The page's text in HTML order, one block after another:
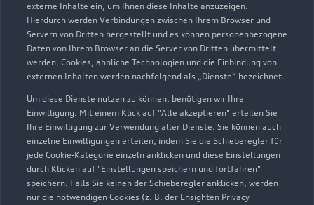
externe Inhalte ein, um Ihnen diese Inhalte anzuzeigen.
Hierdurch werden Verbindungen zwischen Ihrem Browser und
Servern von Dritten hergestellt und es können personenbezogene
Daten von Ihrem Browser an die Server von Dritten übermittelt
werden. Cookies, ähnliche Technologien und die Einbindung von
externen Inhalten werden nachfolgend als „Dienste“ bezeichnet.
Um diese Dienste nutzen zu können, benötigen wir Ihre
Einwilligung. Mit einem Klick auf "Alle akzeptieren" erteilen Sie
Ihre Einwilligung zur Verwendung aller Dienste. Sie können auch
einzelne Einwilligungen erteilen, indem Sie die Schieberegler für
jede Cookie-Kategorie einzeln anklicken und diese Einstellungen
durch Klicken auf "Einstellungen speichern und fortfahren"
speichern. Falls Sie keinen der Schieberegler anklicken, werden
nur die notwendigen Cookies (z. B. der Ensighten Privacy
Würzburger Straße 15
97688 Bad Kissingen
0971 6991990
info-badkissingen@gelderundsorg.de
Kontaktdaten herunterladen